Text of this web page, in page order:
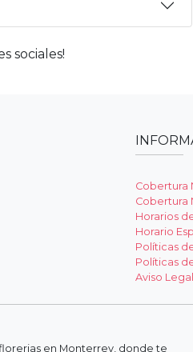
sociales!
Cobertura
Cobertura
Horarios
Horario
Políticas
Políticas
Aviso Legal
en Monterrey, donde te